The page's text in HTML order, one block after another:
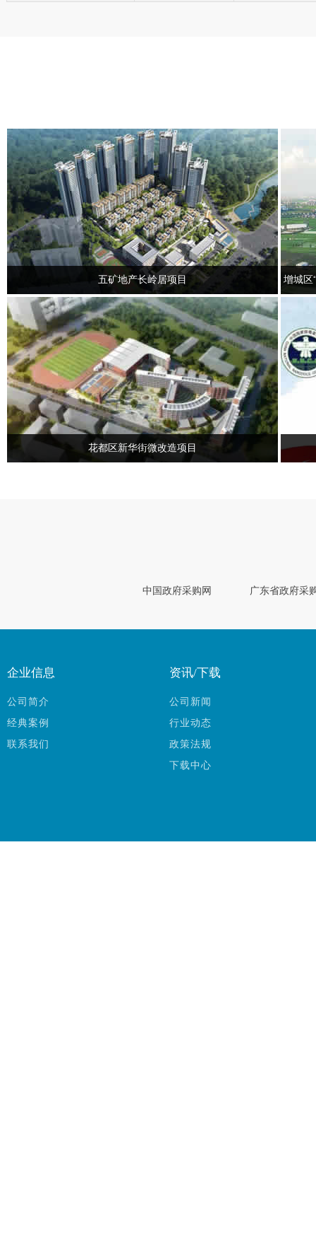
五矿地产长岭居项目 增城区
花都区新华街微改造项目
中国政府采购网 广东省政府采
企业信息
公司简介
经典案例
联系我们
资讯/下载
公司新闻
行业动态
政策法规
下载中心